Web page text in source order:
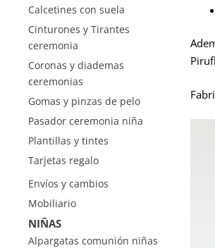
Calcetines con suela
Cinturones y Tirantes
ceremonia
Coronas y diademas
ceremonias
Gomas y pinzas de pelo
Pasador ceremonia niña
Plantillas y tintes
Tarjetas regalo
Envíos y cambios
Mobiliario
NIÑAS
Alpargatas comunión niñas